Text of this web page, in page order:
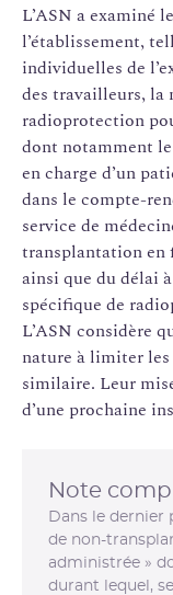
L’ASN a examiné
l’établissement,
individuelles de
des travailleurs, la
radioprotection
dont notamment
en charge d’un
dans le compte-
service de
transplantation
ainsi que du délai
spécifique de
L’ASN considère
nature à limiter les
similaire. Leur
d’une prochaine
Note
Dans le dernier
de non-
administrée »
durant lequel,